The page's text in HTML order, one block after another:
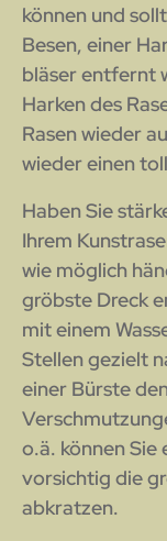
können und
Besen, einer
bläser entfernt
Harken des
Rasen wieder
wieder einen
Haben Sie
Ihrem
wie möglich
gröbste Dreck
mit einem
Stellen gezielt
einer Bürste
o.ä. können Sie
vorsichtig die
abkratzen.